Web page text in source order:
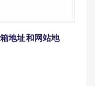
地址和网站地